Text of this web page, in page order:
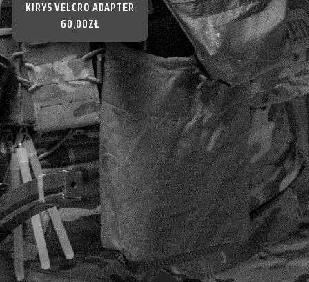
KIRYS VELCRO ADAPTER
60,00ZŁ